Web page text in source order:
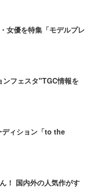
女優を特集「モデルプレ
フェスタ"TGC情報を
ィション「to the
！ 国内外の人気作がす